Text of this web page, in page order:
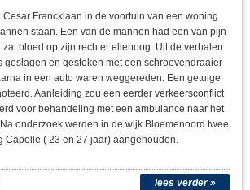
Francklaan in de voortuin van een woning
staan. Een van de mannen had een van pijn
zat bloed op zijn rechter elleboog. Uit de verhalen
geslagen en gestoken met een schroevendraaier
in een auto waren weggereden. Een getuige
Aanleiding zou een eerder verkeersconflict
voor behandeling met een ambulance naar het
onderzoek werden in de wijk Bloemenoord twee
Capelle ( 23 en 27 jaar) aangehouden.
lees verder »